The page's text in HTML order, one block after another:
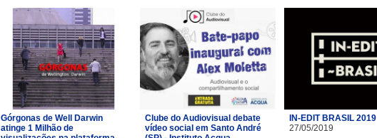
Górgonas de Well Darwin
atinge 1 Milhão de
Clube do Audiovisual debate
vídeo social em Santo André
IN-EDIT BRASIL 2019
27/05/2019